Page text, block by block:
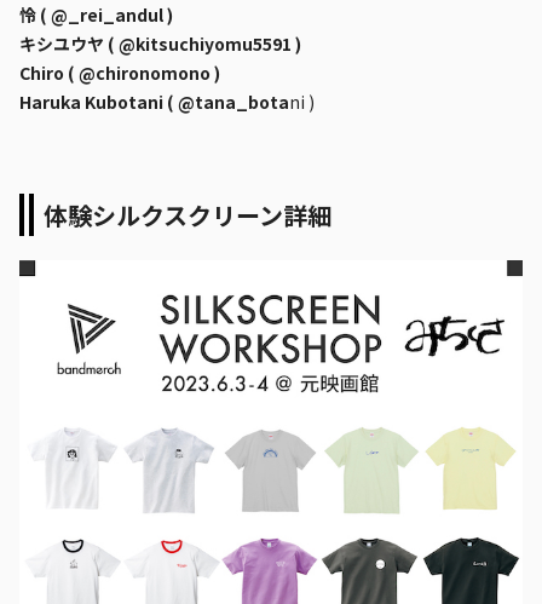
怜 ( @_rei_andul )
キシユウヤ ( @kitsuchiyomu5591 )
Chiro ( @chironomono )
Haruka Kubotani ( @tana_botani )
体験シルクスクリーン詳細